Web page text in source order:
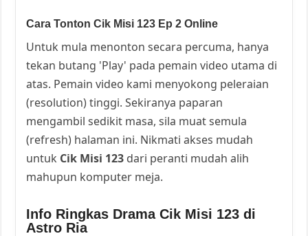
Cara Tonton Cik Misi 123 Ep 2 Online
Untuk mula menonton secara percuma, hanya
tekan butang 'Play' pada pemain video utama di
atas. Pemain video kami menyokong peleraian
(resolution) tinggi. Sekiranya paparan
mengambil sedikit masa, sila muat semula
(refresh) halaman ini. Nikmati akses mudah
untuk Cik Misi 123 dari peranti mudah alih
mahupun komputer meja.
Info Ringkas Drama Cik Misi 123 di
Astro Ria